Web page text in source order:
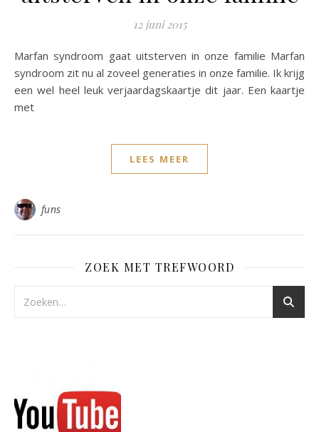
12 juni 2015
Marfan syndroom gaat uitsterven in onze familie Marfan
syndroom zit nu al zoveel generaties in onze familie. Ik krijg
een wel heel leuk verjaardagskaartje dit jaar. Een kaartje
met
LEES MEER
funs
ZOEK MET TREFWOORD